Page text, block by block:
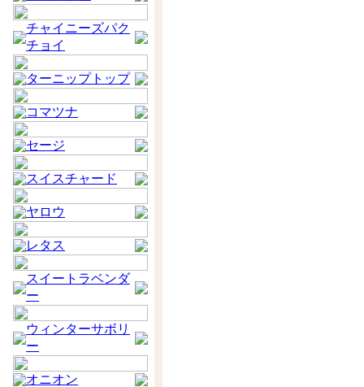
チャイニーズパク
チョイ
ターニップトップ
コマツナ
セージ
スイスチャード
ヤロウ
レタス
スイートラベンダ
ー
ウィンターサボリ
ー
オニオン